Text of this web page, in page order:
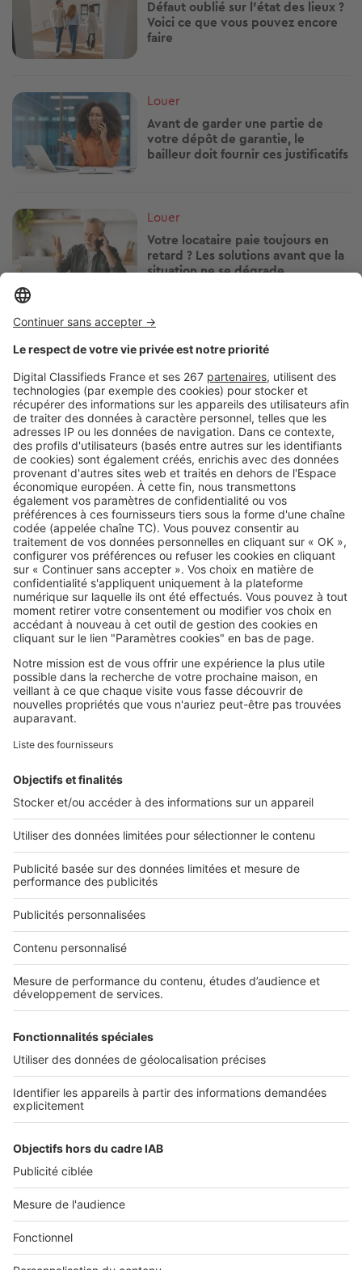
Défaut oublié sur l'état des lieux ?
Voici ce que vous pouvez encore
faire
Image
Louer
Avant de garder une partie de
votre dépôt de garantie, le
bailleur doit fournir ces justificatifs
Image
Louer
Votre locataire paie toujours en
retard ? Les solutions avant que la
situation ne se dégrade
Image
Louer
avant d'installer une climatisation
Image
Louer
Cette aide peut faire baisser votre
loyer HLM : qui peut vraiment en
profiter ?
SeLoger c'est aussi
Retrouvez-nous sur ...
L'ENTREPRISE
Qui sommes-nous ?
Nous contacter
Nous recrutons
NOS APPLICATIONS
Découvrez nos applications
Tous nos services pro
Accès client
Mes annonces sur SeLoger
À DÉCOUVRIR
Tout l'immobilier
Toutes les villes
Tous les départements
Toutes les régions